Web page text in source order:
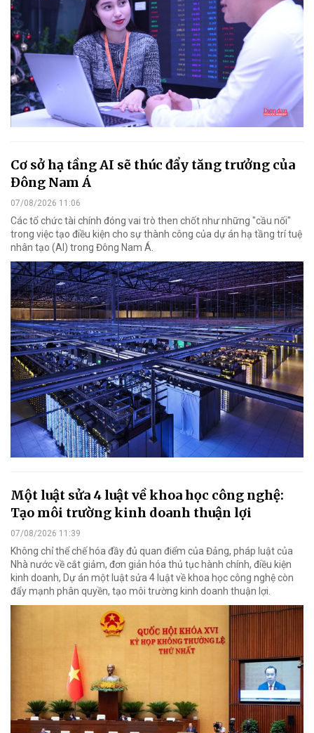
Cơ sở hạ tầng AI sẽ thúc đẩy tăng trưởng của
Đông Nam Á
07/08/2026 11:06
Các tổ chức tài chính đóng vai trò then chốt như những "cầu nối"
trong việc tạo điều kiện cho sự thành công của dự án hạ tầng trí tuệ
nhân tạo (AI) trong Đông Nam Á.
Một luật sửa 4 luật về khoa học công nghệ:
Tạo môi trường kinh doanh thuận lợi
07/08/2026 11:39
Không chỉ thể chế hóa đầy đủ quan điểm của Đảng, pháp luật của
Nhà nước về cắt giảm, đơn giản hóa thủ tục hành chính, điều kiện
kinh doanh, Dự án một luật sửa 4 luật về khoa học công nghệ còn
đẩy mạnh phân quyền, tạo môi trường kinh doanh thuận lợi.